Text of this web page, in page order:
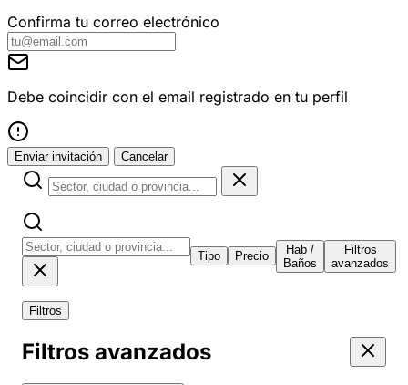
Confirma tu correo electrónico
Debe coincidir con el email registrado en tu perfil
Enviar invitación Cancelar
Tipo Precio
Hab /
Baños
Filtros
avanzados
Filtros
Filtros avanzados